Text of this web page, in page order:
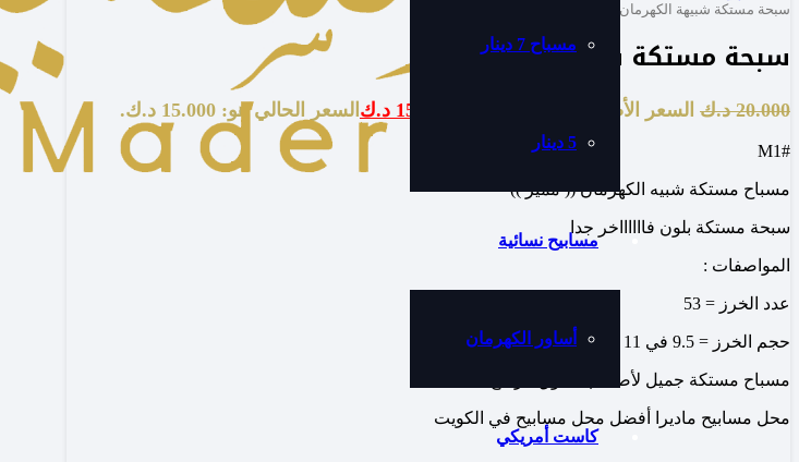
مسباح 7 دينار
5 دينار
مسابيح نسائية
أساور الكهرمان
كاست أمريكي
سبحة مستكة شبيهة الكهرمان
سبحة مستكة شبيهة الكهرمان
20.000 د.ك السعر الأصلي هو: 20.000 د.ك. 15.000 د.ك السعر الحالي هو: 15.000 د.ك.
#M1
مسباح مستكة شبيه الكهرمان (( مميز ))
سبحة مستكة بلون فااااااخر جدا
المواصفات :
عدد الخرز = 53
حجم الخرز = 9.5 في 11
مسباح مستكة جميل لأصحاب الذوق الرفيع
محل مسابيح ماديرا أفضل محل مسابيح في الكويت